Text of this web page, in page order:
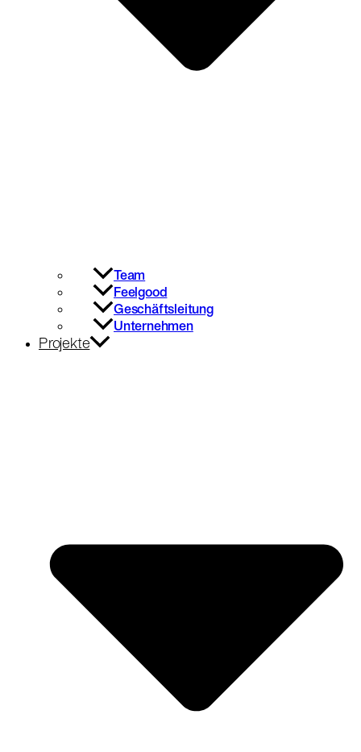
Team
Feelgood
Geschäftsleitung
Unternehmen
Projekte